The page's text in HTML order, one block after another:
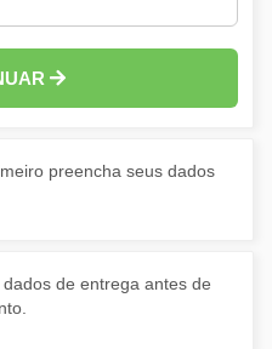
preencha seus dados
de entrega antes de